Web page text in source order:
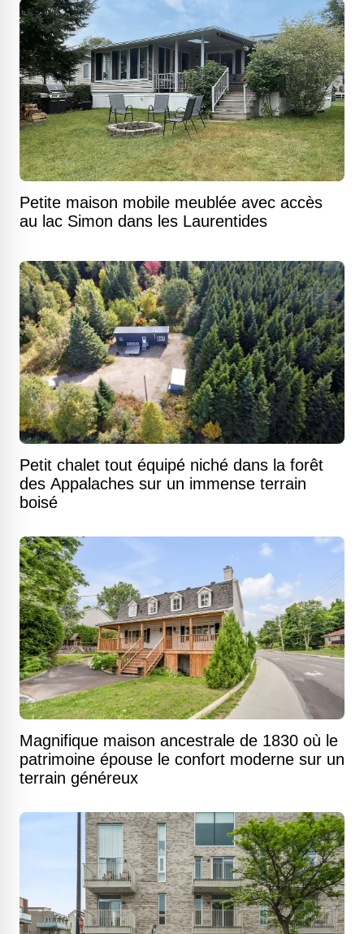
Petite maison mobile meublée avec accès
au lac Simon dans les Laurentides
Petit chalet tout équipé niché dans la forêt
des Appalaches sur un immense terrain
boisé
Magnifique maison ancestrale de 1830 où le
patrimoine épouse le confort moderne sur un
terrain généreux